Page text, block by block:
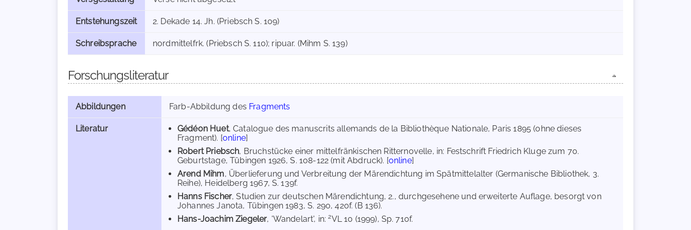
Entstehungszeit 2. Dekade 14. Jh. (Priebsch S. 109)
Schreibsprache nordmittelfrk. (Priebsch S. 110); ripuar. (Mihm S. 139)
Forschungsliteratur
Abbildungen Farb-Abbildung des Fragments
Literatur Gédéon Huet, Catalogue des manuscrits allemands de la Bibliothèque Nationale, Paris 1895 (ohne dieses
Fragment). [online]
Robert Priebsch, Bruchstücke einer mittelfränkischen Ritternovelle, in: Festschrift Friedrich Kluge zum 70.
Geburtstage, Tübingen 1926, S. 108-122 (mit Abdruck). [online]
Arend Mihm, Überlieferung und Verbreitung der Märendichtung im Spätmittelalter (Germanische Bibliothek, 3.
Reihe), Heidelberg 1967, S. 139f.
Hanns Fischer, Studien zur deutschen Märendichtung, 2., durchgesehene und erweiterte Auflage, besorgt von
Johannes Janota, Tübingen 1983, S. 290, 420f. (B 136).
Hans-Joachim Ziegeler, 'Wandelart', in:2VL 10 (1999), Sp. 710f.